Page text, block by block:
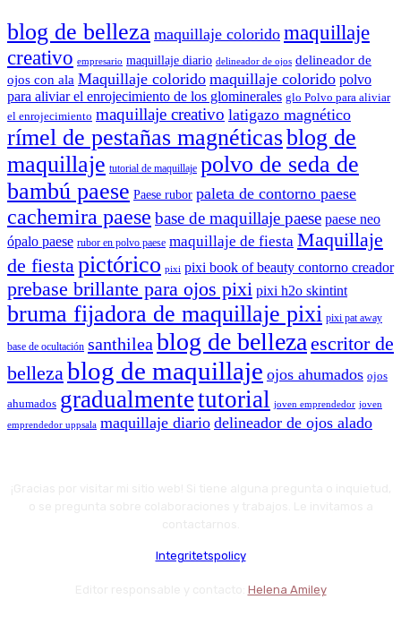
blog de belleza maquillaje colorido maquillaje
creativo empresario maquillaje diario delineador de ojos delineador de
ojos con ala Maquillaje colorido maquillaje colorido polvo
para aliviar el enrojecimiento de los glominerales glo Polvo para aliviar
el enrojecimiento maquillaje creativo latigazo magnético
rímel de pestañas magnéticasblog de
maquillaje tutorial de maquillaje polvo de seda de
bambú paese Paese rubor paleta de contorno paese
cachemira paese base de maquillaje paese paese neo
ópalo paese rubor en polvo paese maquillaje de fiesta Maquillaje
de fiestapictórico pixi pixi book of beauty contorno creador
prebase brillante para ojos pixi pixi h2o skintint
bruma fijadora de maquillaje pixi pixi pat away
base de ocultación santhilea blog de belleza escritor de
belleza blog de maquillaje ojos ahumados ojos
ahumados gradualmentetutorial joven emprendedor joven
emprendedor uppsala maquillaje diario delineador de ojos alado
Integritetspolicy
Helena Amiley